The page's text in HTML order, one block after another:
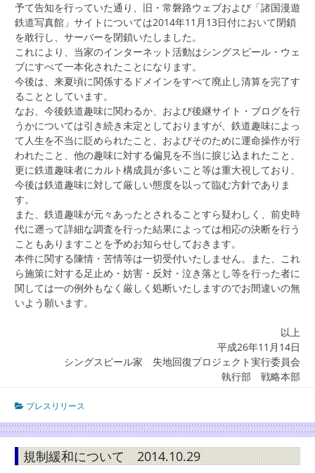
予て告知を行っていた通り、旧・常磐路ウェブおよび「諸国漫遊
鉄道写真館」サイトについては2014年11月13日付において閉鎖
を敢行し、サーバーを閉鎖いたしました。
これにより、当家のインターネット活動はシングスピール・ウェ
ブにすべて一本化されたことになります。
今後は、来夏頃に関係するドメインをすべて廃止し清算を完了す
ることとしています。
なお、今後鉄道趣味に関わるか、および後継サイト・ブログを行
うかについては引き続き未定としておりますが、鉄道趣味によっ
て人生を不当に貶められたこと、およびそのために運命操作が行
われたこと、他の趣味に対する偏見を不当に捩じ込まれたこと、
更に鉄道趣味者にカルト構成員が多いこと等は重大視しており、
今後は鉄道趣味に対して厳しい態度を以って臨む方針でありま
す。
また、鉄道趣味が元々あったとされることすら疑わしく、前史時
代に遡って詳細な調査を行った結果によっては相応の決断を行う
こともありますことを予めお知らせしておきます。
本件に関する陳情・苦情等は一切受付いたしません。また、これ
ら施策に対する足止め・妨害・反対・泣き落とし等を行った者に
関しては一の例外もなく厳しく処断いたしますのでお間違いの無
いよう願います。
以上
平成26年11月14日
シングスピール家 失地回復プロジェクト実行委員会
執行部 戦略本部
プレスリリース
規制緩和について 2014.10.29